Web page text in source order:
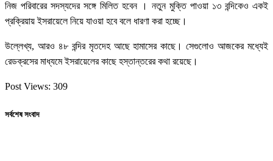
নিজ পরিবারের সদস্যদের সঙ্গে মিলিত হবেন । নতুন মুক্তি পাওয়া ১৩ বন্দিকেও একই
প্রক্রিয়ায় ইসরায়েলে নিয়ে যাওয়া হবে বলে ধারণা করা হচ্ছে।
উল্লেখ্য, আরও ৪৮ বন্দির মৃতদেহ আছে হামাসের কাছে। সেগুলোও আজকের মধ্যেই
রেডক্রসের মাধ্যমে ইসরায়েলের কাছে হস্তান্তরের কথা রয়েছে।
Post Views: 309
সর্বশেষ সংবাদ